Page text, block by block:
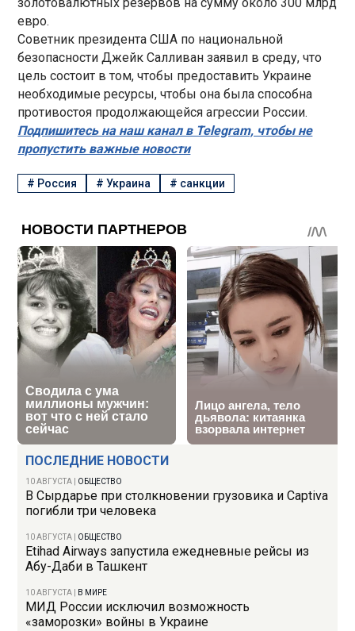
ПОСЛЕДНИЕ НОВОСТИ
10 АВГУСТА ОБЩЕСТВО
В Сырдарье при столкновении грузовика и Captiva
погибли три человека
10 АВГУСТА ОБЩЕСТВО
Etihad Airways запустила ежедневные рейсы из
Абу-Даби в Ташкент
10 АВГУСТА В МИРЕ
МИД России исключил возможность
«заморозки» войны в Украине
евро.
Советник президента США по национальной
безопасности Джейк Салливан заявил в среду, что
цель состоит в том, чтобы предоставить Украине
необходимые ресурсы, чтобы она была способна
противостоя продолжающейся агрессии России.
Подпишитесь на наш канал в Telegram, чтобы не
пропустить важные новости
# Россия #Украина # санкции